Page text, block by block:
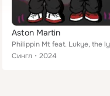
Aston Martin
Сингл
2024